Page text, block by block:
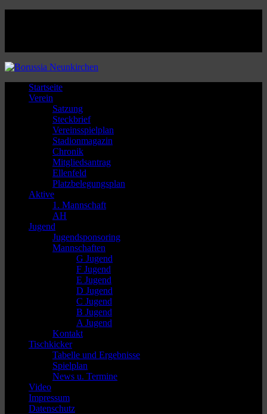
Startseite
Verein
Satzung
Steckbrief
Vereinsspielplan
Stadionmagazin
Chronik
Mitgliedsantrag
Ellenfeld
Platzbelegungsplan
Aktive
1. Mannschaft
AH
Jugend
Jugendsponsoring
Mannschaften
G Jugend
F Jugend
E Jugend
D Jugend
C Jugend
B Jugend
A Jugend
Kontakt
Tischkicker
Tabelle und Ergebnisse
Spielplan
News u. Termine
Video
Impressum
Datenschutz